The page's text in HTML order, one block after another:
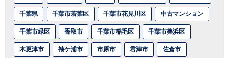
千葉県 千葉市若葉区 千葉市花見川区 中古マンション
千葉市緑区 香取市 千葉市稲毛区 千葉市美浜区
木更津市 袖ケ浦市 市原市 君津市 佐倉市